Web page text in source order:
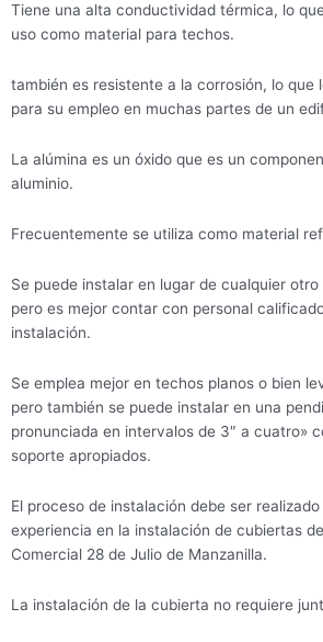
Tiene una alta conductividad térmica, lo
uso como material para techos.
también es resistente a la corrosión, lo que
para su empleo en muchas partes de un
La alúmina es un óxido que es un
aluminio.
Frecuentemente se utiliza como material
Se puede instalar en lugar de cualquier
pero es mejor contar con personal
instalación.
Se emplea mejor en techos planos o bien
pero también se puede instalar en una
pronunciada en intervalos de 3″ a cuatro»
soporte apropiados.
El proceso de instalación debe ser
experiencia en la instalación de cubiertas
Comercial 28 de Julio de Manzanilla.
La instalación de la cubierta no requiere